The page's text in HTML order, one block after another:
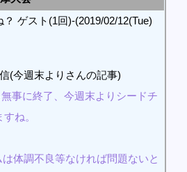
ゲスト(1回)-(2019/02/12(Tue)
(今週末よりさんの記事)
事に終了、今週末よりシードチ
ね。
体調不良等なければ問題ないと